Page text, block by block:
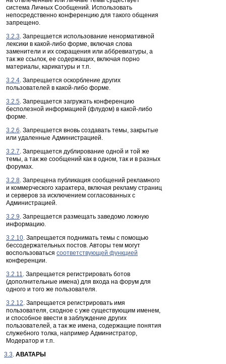
система Личных Сообщений. Использовать
непосредственно конференцию для такого общения
запрещено.
3.2.3. Запрещается использование ненормативной
лексики в какой-либо форме, включая слова
заменители и их сокращения или аббревиатуры, а
так же ссылок, ее содержащих, включая порно
материалы, карикатуры и т.п.
3.2.4. Запрещается оскорбление других
пользователей в какой-либо форме.
3.2.5. Запрещается загружать конференцию
бесполезной информацией (флудом) в какой-либо
форме.
3.2.6. Запрещается вновь создавать темы, закрытые
или удаленные Администрацией.
3.2.7. Запрещается дублирование одной и той же
темы, а так же сообщений как в одном, так и в разных
форумах.
3.2.8. Запрещена публикация сообщений рекламного
и коммерческого характера, включая рекламу страниц
и серверов за исключением согласованных с
Администрацией.
3.2.9. Запрещается размещать заведомо ложную
информацию.
3.2.10. Запрещается поднимать темы с помощью
бессодержательных постов. Авторы тем могут
воспользоваться соответствующей функцией
конференции.
3.2.11. Запрещается регистрировать ботов
(дополнительные имена) для входа на форум для
одного и того же пользователя.
3.2.12. Запрещается регистрировать имя
пользователя, сходное с уже существующим именем,
и способное ввести в заблуждение других
пользователей, а так же имена, содержащие понятия
служебного толка, например Администратор,
Модератор и т.п.
3.3. АВАТАРЫ